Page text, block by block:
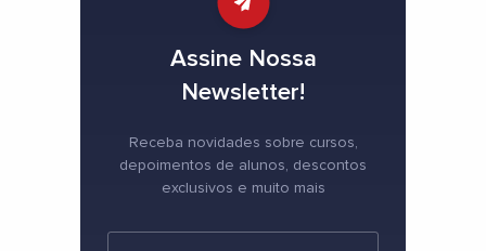
Assine Nossa
Newsletter!
Receba novidades sobre cursos,
depoimentos de alunos, descontos
exclusivos e muito mais